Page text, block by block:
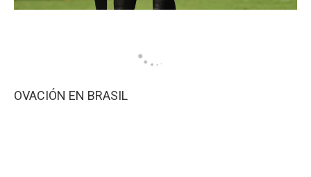
OVACIÓN EN BRASIL